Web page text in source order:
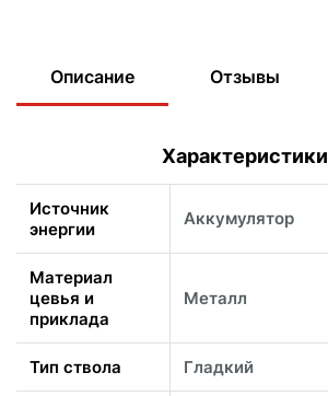
Описание Отзывы
Характеристики
Источник
энергии
Аккумулятор
Материал
цевья и
приклада
Металл
Тип ствола Гладкий